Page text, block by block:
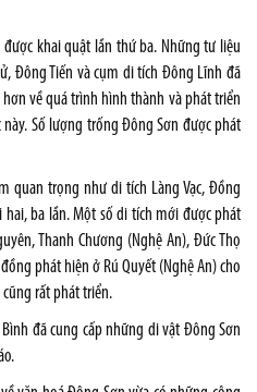
khai quật lần thứ ba. Những tư liệu
Đông Tiến và cụm di tích Đông Lĩnh đã
về quá trình hình thành và phát triển
Số lượng trống Đông Sơn được phát
quan trọng như di tích Làng Vạc, Đồng
ba lần. Một số di tích mới được phát
Thanh Chương (Nghệ An), Đức Thọ
phát hiện ở Rú Quyết (Nghệ An) cho
rất phát triển.
đã cung cấp những di vật Đông Sơn